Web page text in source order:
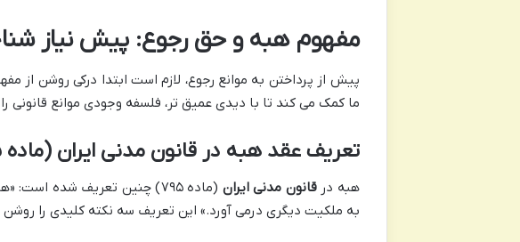
مفهوم هبه و حق رجوع: پیش نیاز
پیش از پرداختن به موانع رجوع، لازم است ابتدا درکی روشن از
ما کمک می کند تا با دیدی عمیق تر، فلسفه وجودی موانع قانونی
تعریف عقد هبه در قانون مدنی ایران (ماده ۷۹۵)
هبه درقانون مدنی ایران
(ماده ۷۹۵) چنین تعریف شده
به ملکیت دیگری درمی آورد.» این تعریف سه نکته کلیدی را